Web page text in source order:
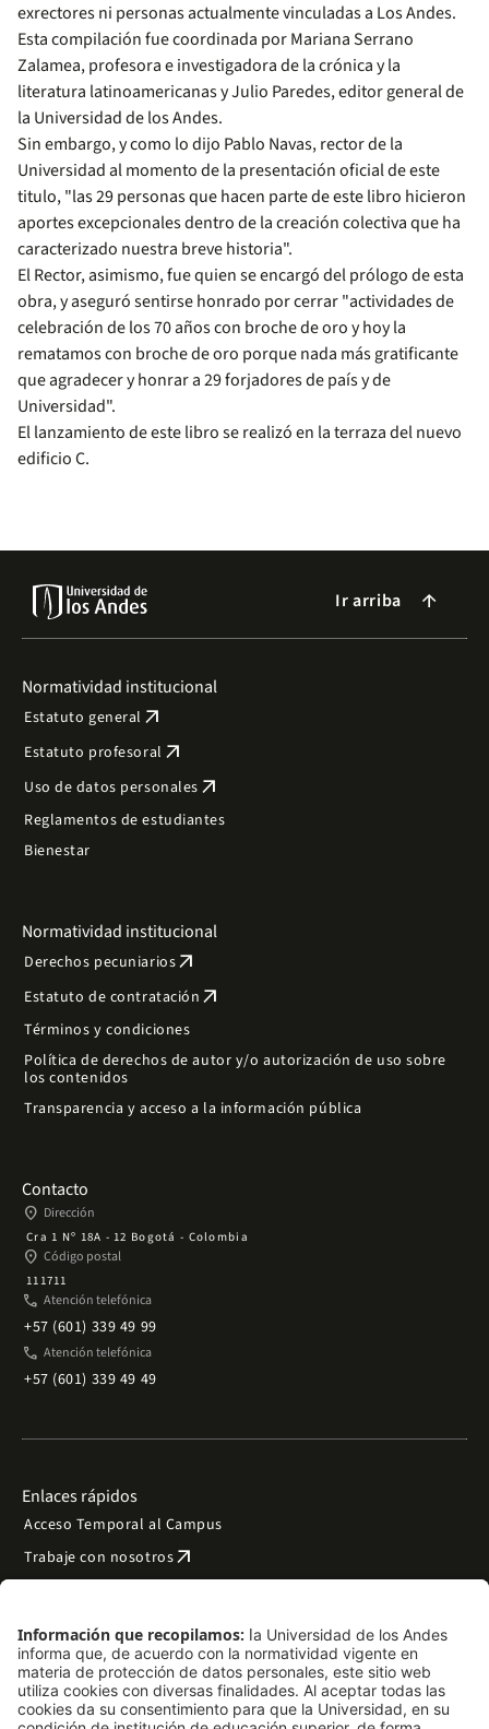
exrectores ni personas actualmente vinculadas a Los Andes.
Esta compilación fue coordinada por Mariana Serrano
Zalamea, profesora e investigadora de la crónica y la
literatura latinoamericanas y Julio Paredes, editor general de
la Universidad de los Andes.
Sin embargo, y como lo dijo Pablo Navas, rector de la
Universidad al momento de la presentación oficial de este
titulo, "las 29 personas que hacen parte de este libro hicieron
aportes excepcionales dentro de la creación colectiva que ha
caracterizado nuestra breve historia".
El Rector, asimismo, fue quien se encargó del prólogo de esta
obra, y aseguró sentirse honrado por cerrar "actividades de
celebración de los 70 años con broche de oro y hoy la
rematamos con broche de oro porque nada más gratificante
que agradecer y honrar a 29 forjadores de país y de
Universidad".
El lanzamiento de este libro se realizó en la terraza del nuevo
edificio C.
Ir arriba arrow_forward
Normatividad institucional
Estatuto general arrow_outward
Estatuto profesoral arrow_outward
Uso de datos personales arrow_outward
Reglamentos de estudiantes
Bienestar
Normatividad institucional
Derechos pecuniariosarrow_outward
Estatuto de contratación arrow_outward
Términos y condiciones
Política de derechos de autor y/o autorización de uso sobre
los contenidos
Transparencia y acceso a la información pública
Contacto
place Dirección
Cra 1 Nº 18A - 12 Bogotá - Colombia
place Código postal
111711
phone Atención telefónica
+57 (601) 339 49 99
phone Atención telefónica
+57 (601) 339 49 49
Enlaces rápidos
Acceso Temporal al Campus
Trabaje con nosotrosarrow_outward
Preguntas frecuentes
Filantropía y donacionesarrow_outward
Mapa del sitio arrow_outward